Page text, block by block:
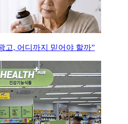
고, 어디까지 믿어야 할까”